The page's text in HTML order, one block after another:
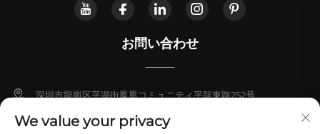
お問い合わせ
深圳市龍崗区平湖街鳳凰コミュニティ平龍東路252号
+86-13828714933
We value your privacy